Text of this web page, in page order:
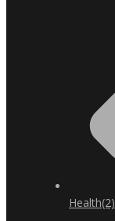
Health(2)